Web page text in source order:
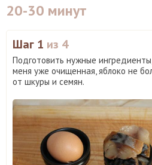
20-30 минут
Шаг 1 из 4
Подготовить нужные
меня уже очищенная, яблоко не
от шкуры и семян.